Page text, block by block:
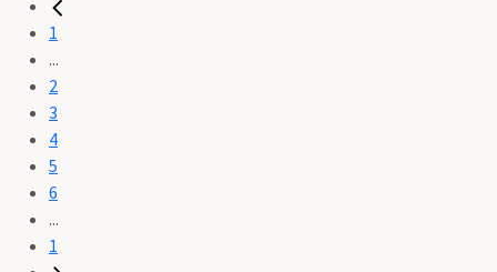
1
...
2
3
4
5
6
...
1